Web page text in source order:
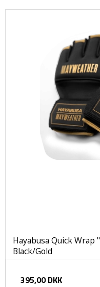
Hayabusa Quick
Black/Gold
395,00 DKK